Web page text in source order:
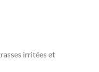
irritées et